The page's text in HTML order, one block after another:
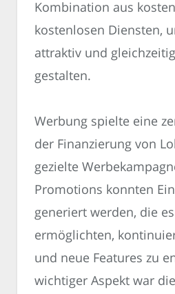
Kombination aus
kostenlosen Diensten,
attraktiv und
gestalten.
Werbung spielte eine
der Finanzierung von
gezielte
Promotions konnten
generiert werden, die
ermöglichten,
und neue Features zu
wichtiger Aspekt war